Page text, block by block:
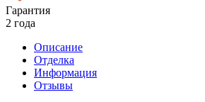
Гарантия
2 года
Описание
Отделка
Информация
Отзывы